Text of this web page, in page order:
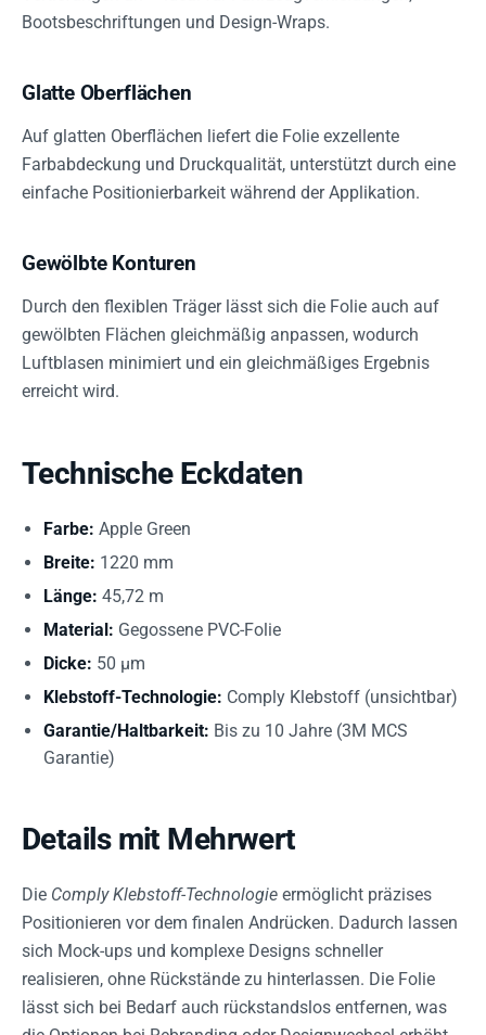
Bootsbeschriftungen und Design-Wraps.
Glatte Oberflächen
Auf glatten Oberflächen liefert die Folie exzellente
Farbabdeckung und Druckqualität, unterstützt durch eine
einfache Positionierbarkeit während der Applikation.
Gewölbte Konturen
Durch den flexiblen Träger lässt sich die Folie auch auf
gewölbten Flächen gleichmäßig anpassen, wodurch
Luftblasen minimiert und ein gleichmäßiges Ergebnis
erreicht wird.
Technische Eckdaten
Farbe: Apple Green
Breite: 1220 mm
Länge: 45,72 m
Material: Gegossene PVC-Folie
Dicke: 50 µm
Klebstoff-Technologie: Comply Klebstoff (unsichtbar)
Garantie/Haltbarkeit: Bis zu 10 Jahre (3M MCS
Garantie)
Details mit Mehrwert
Die Comply Klebstoff-Technologie ermöglicht präzises
Positionieren vor dem finalen Andrücken. Dadurch lassen
sich Mock-ups und komplexe Designs schneller
realisieren, ohne Rückstände zu hinterlassen. Die Folie
lässt sich bei Bedarf auch rückstandslos entfernen, was